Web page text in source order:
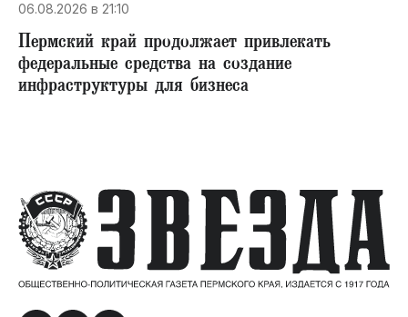
06.08.2026 в 21:10
Пермский край продолжает привлекать
федеральные средства на создание
инфраструктуры для бизнеса